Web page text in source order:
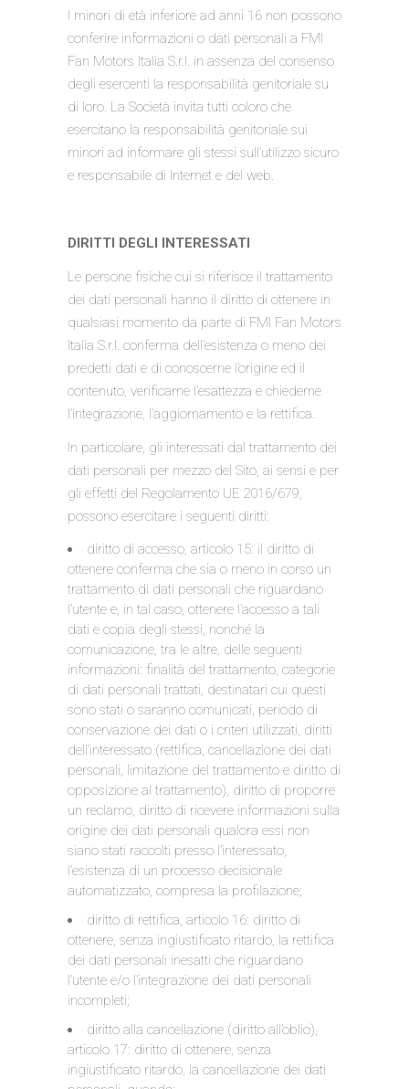
I minori di età inferiore ad anni 16 non possono
conferire informazioni o dati personali a FMI
Fan Motors Italia S.r.l. in assenza del consenso
degli esercenti la responsabilità genitoriale su
di loro. La Società invita tutti coloro che
esercitano la responsabilità genitoriale sui
minori ad informare gli stessi sull’utilizzo sicuro
e responsabile di Internet e del web.
DIRITTI DEGLI INTERESSATI
Le persone fisiche cui si riferisce il trattamento
dei dati personali hanno il diritto di ottenere in
qualsiasi momento da parte di FMI Fan Motors
Italia S.r.l. conferma dell’esistenza o meno dei
predetti dati e di conoscerne l’origine ed il
contenuto, verificarne l’esattezza e chiederne
l’integrazione, l’aggiornamento e la rettifica.
In particolare, gli interessati dal trattamento dei
dati personali per mezzo del Sito, ai sensi e per
gli effetti del Regolamento UE 2016/679,
possono esercitare i seguenti diritti:
diritto di accesso, articolo 15: il diritto di
ottenere conferma che sia o meno in corso un
trattamento di dati personali che riguardano
l’utente e, in tal caso, ottenere l’accesso a tali
dati e copia degli stessi, nonché la
comunicazione, tra le altre, delle seguenti
informazioni: finalità del trattamento, categorie
di dati personali trattati, destinatari cui questi
sono stati o saranno comunicati, periodo di
conservazione dei dati o i criteri utilizzati, diritti
dell’interessato (rettifica, cancellazione dei dati
personali, limitazione del trattamento e diritto di
opposizione al trattamento), diritto di proporre
un reclamo, diritto di ricevere informazioni sulla
origine dei dati personali qualora essi non
siano stati raccolti presso l’interessato,
l’esistenza di un processo decisionale
automatizzato, compresa la profilazione;
diritto di rettifica, articolo 16: diritto di
ottenere, senza ingiustificato ritardo, la rettifica
dei dati personali inesatti che riguardano
l’utente e/o l’integrazione dei dati personali
incompleti;
diritto alla cancellazione (diritto all’oblio),
articolo 17: diritto di ottenere, senza
ingiustificato ritardo, la cancellazione dei dati